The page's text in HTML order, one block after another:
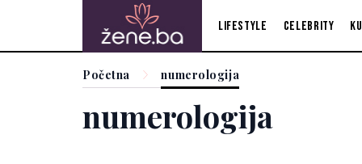
Lifestyle Celebrity
Početna numerologija
numerologija